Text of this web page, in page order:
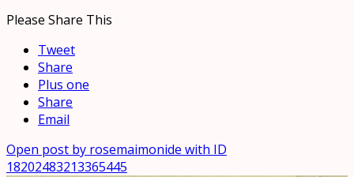
Please Share This
Tweet
Share
Plus one
Share
Email
Open post by rosemaimonide with ID
18202483213365445